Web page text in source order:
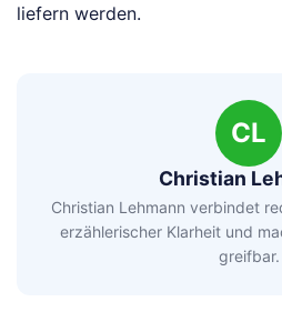
liefern werden.
CL
Christian
Christian Lehmann verbindet
erzählerischer Klarheit und
greifbar.